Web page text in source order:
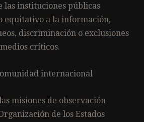
las instituciones públicas
equitativo a la información,
discriminación o exclusiones
críticos.
internacional
misiones de observación
de los Estados